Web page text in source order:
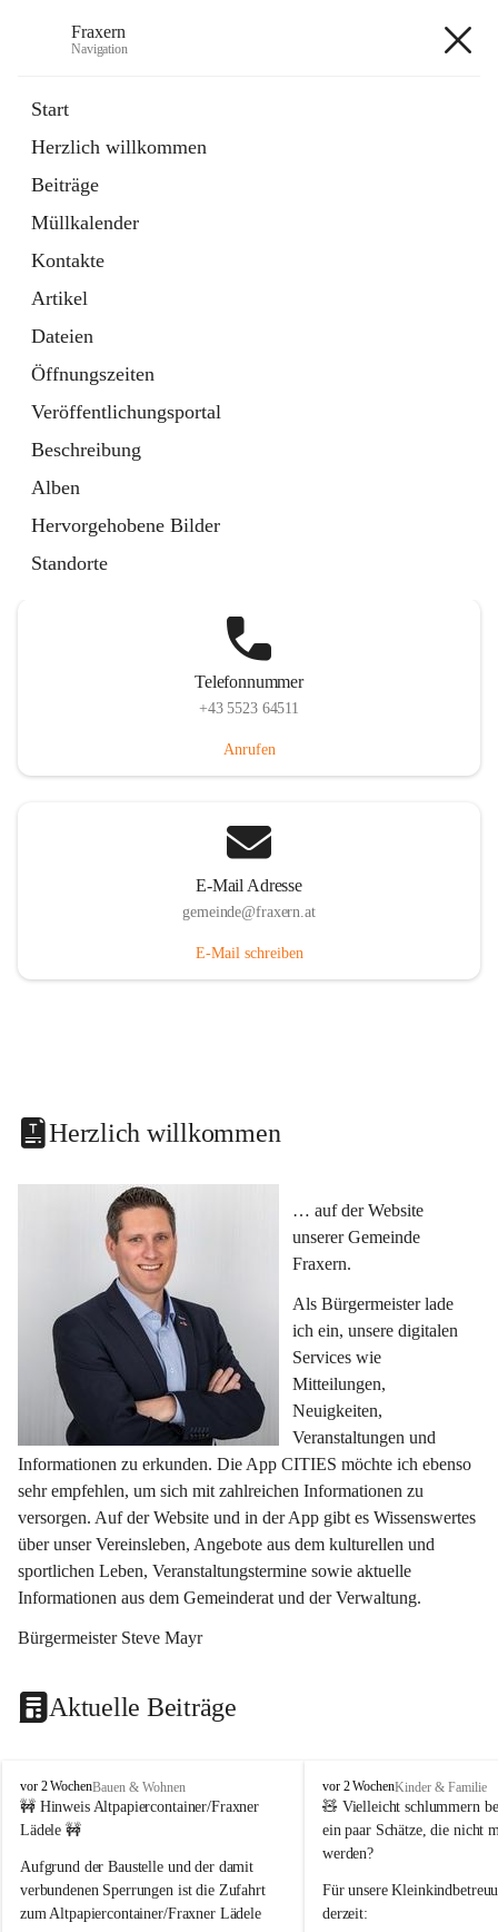
Fraxern
Navigation
Start
Herzlich willkommen
Beiträge
Müllkalender
Kontakte
Artikel
Dateien
Öffnungszeiten
Veröffentlichungsportal
Beschreibung
Alben
Hervorgehobene Bilder
Standorte
Ordner
in
Tab
Formulare
Artikel
öffnet
in
neuem
Tab
Telefonnummer
+43 5523 64511
Anrufen
E-Mail Adresse
gemeinde@fraxern.at
E-Mail schreiben
Herzlich willkommen
… auf der Website
unserer Gemeinde
Fraxern.
Als Bürgermeister lade
ich ein, unsere digitalen
Services wie
Mitteilungen,
Neuigkeiten,
Veranstaltungen und
Informationen zu erkunden. Die App CITIES möchte ich ebenso
sehr empfehlen, um sich mit zahlreichen Informationen zu
versorgen. Auf der Website und in der App gibt es Wissenswertes
über unser Vereinsleben, Angebote aus dem kulturellen und
sportlichen Leben, Veranstaltungstermine sowie aktuelle
Informationen aus dem Gemeinderat und der Verwaltung.
Bürgermeister Steve Mayr
Aktuelle Beiträge
F
r
a
e
r
n
vor 2 WochenBauen & Wohnen
🚧 Hinweis Altpapiercontainer/Fraxner
Lädele 🚧
Aufgrund der Baustelle und der damit
verbundenen Sperrungen ist die Zufahrt
zum Altpapiercontainer/Fraxner Lädele
F
r
a
x
r
n
vor 2 WochenKinder & Familie
🧸 Vielleicht schlummern
ein paar Schätze, die nicht
werden?
Für unsere
derzeit: